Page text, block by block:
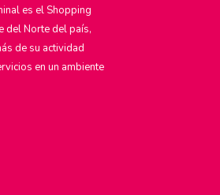
es el Shopping
del Norte del país,
de su actividad
en un ambiente